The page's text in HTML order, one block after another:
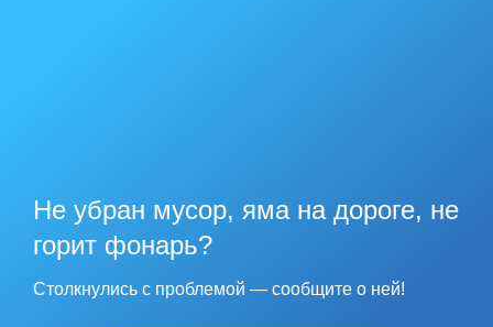
Не убран мусор, яма на дороге, не
горит фонарь?
Столкнулись с проблемой — сообщите о ней!